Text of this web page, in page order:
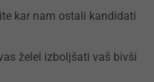
kar nam ostali kandidati
želel izboljšati vaš bivši